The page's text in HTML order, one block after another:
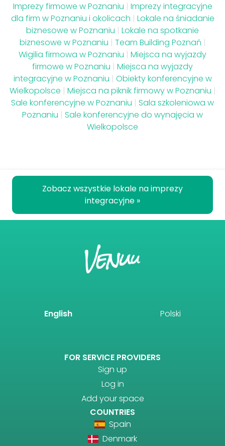
Imprezy firmowe w Poznaniu | Imprezy integracyjne
dla firm w Poznaniu i okolicach | Lokale na śniadanie
biznesowe w Poznaniu | Lokale na spotkanie
biznesowe w Poznaniu | Team Building Poznań |
Wigilia firmowa w Poznaniu | Miejsca na wyjazdy
firmowe w Poznaniu | Miejsca na wyjazdy
integracyjne w Poznaniu | Obiekty konferencyjne w
Wielkopolsce | Miejsca na piknik firmowy w Poznaniu |
Sale konferencyjne w Poznaniu | Sala szkoleniowa w
Poznaniu | Sale konferencyjne do wynajęcia w
Wielkopolsce
Zobacz wszystkie lokale na imprezy
integracyjne »
English Polski
FOR SERVICE PROVIDERS
Sign up
Log in
Add your space
COUNTRIES
Spain
Denmark